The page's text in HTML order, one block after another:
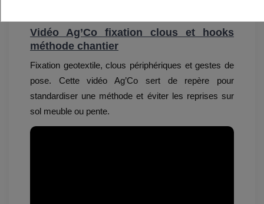
Vidéo Ag’Co fixation clous et hooks
méthode chantier
Fixation geotextile, clous périphériques et gestes de
pose. Cette vidéo Ag’Co sert de repère pour
standardiser une méthode et éviter les reprises sur
sol meuble ou pente.